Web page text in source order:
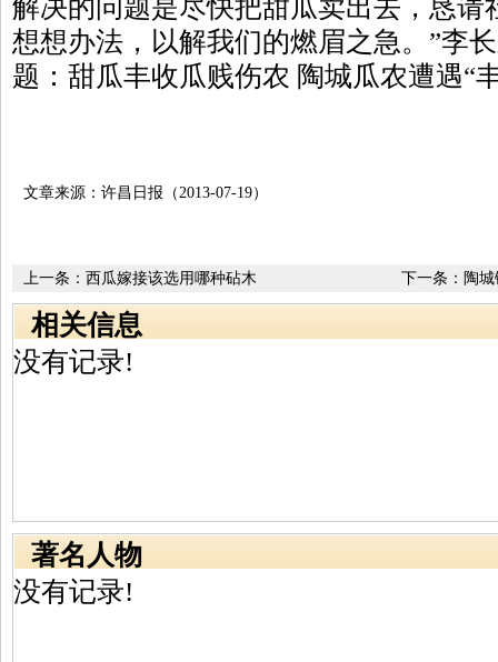
解决的问题是尽快把甜瓜卖出去，恳请
想想办法，以解我们的燃眉之急。”李
题：甜瓜丰收瓜贱伤农 陶城瓜农遭遇“
文章来源：许昌日报（2013-07-19）
下一条： 陶
上一条： 西瓜嫁接该选用哪种砧木
相关信息
没有记录!
著名人物
没有记录!